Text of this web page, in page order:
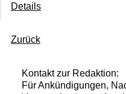
Details
Zurück
Kontakt zur Redaktion:
Für Ankündigungen,